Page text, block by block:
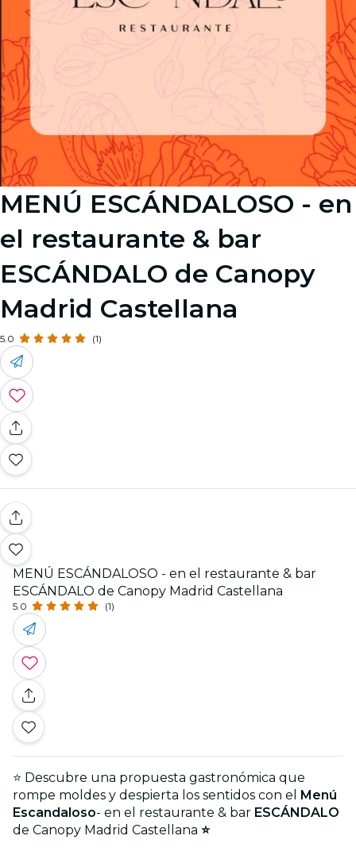
MENÚ ESCÁNDALOSO - en
el restaurante & bar
ESCÁNDALO de Canopy
Madrid Castellana
5.0 (1)
MENÚ ESCÁNDALOSO - en el restaurante & bar
ESCÁNDALO de Canopy Madrid Castellana
5.0 (1)
⭐ Descubre una propuesta gastronómica que
rompe moldes y despierta los sentidos con el Menú
Escandaloso- en el restaurante & bar ESCÁNDALO
de Canopy Madrid Castellana ⭐